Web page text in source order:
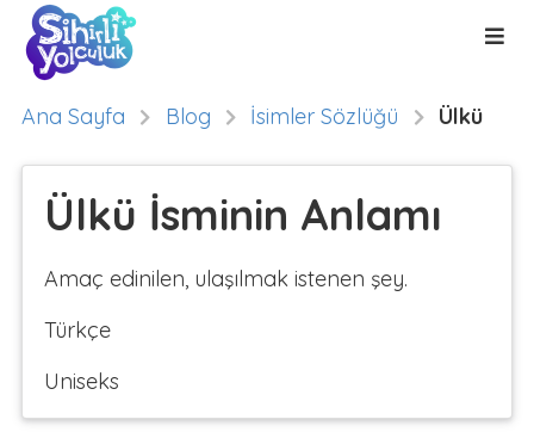
Ana Sayfa Blog İsimler Sözlüğü Ülkü
Ülkü İsminin Anlamı
Amaç edinilen, ulaşılmak istenen şey.
Türkçe
Uniseks